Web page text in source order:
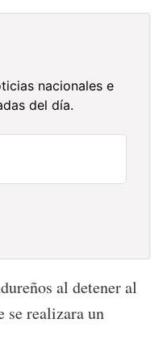
nacionales e
del día.
al detener al
se realizara un